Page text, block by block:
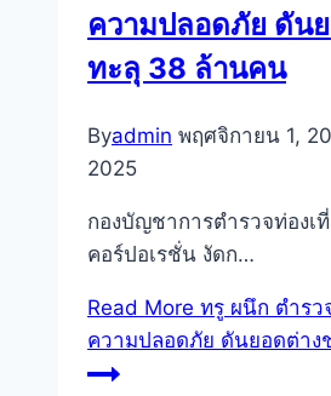
ความปลอดภัย ดัน
ทะลุ 38 ล้านคน
Byadmin พฤศจิกายน 1,
2025
กองบัญชาการตำรวจท่องเ
คอร์ปอเรชั่น งัดก…
Read More ทรู ผนึก ตำรว
ความปลอดภัย ดันยอดต่า